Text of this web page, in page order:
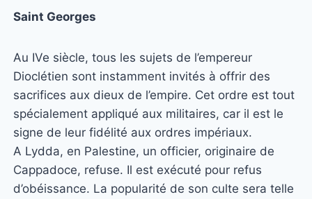
Saint Georges
Au IVe siècle, tous les sujets de l’empereur
Dioclétien sont instamment invités à offrir des
sacrifices aux dieux de l’empire. Cet ordre est tout
spécialement appliqué aux militaires, car il est le
signe de leur fidélité aux ordres impériaux.
A Lydda, en Palestine, un officier, originaire de
Cappadoce, refuse. Il est exécuté pour refus
d’obéissance. La popularité de son culte sera telle